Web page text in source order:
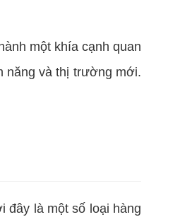
một khía cạnh quan
năng và thị trường mới.
đây là một số loại hàng